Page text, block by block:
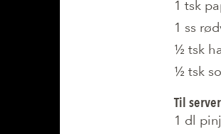
1 tsk
1 ss
½ tsk
½ tsk
Til
1 dl